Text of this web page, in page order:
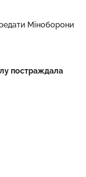
Міноборони
постраждала